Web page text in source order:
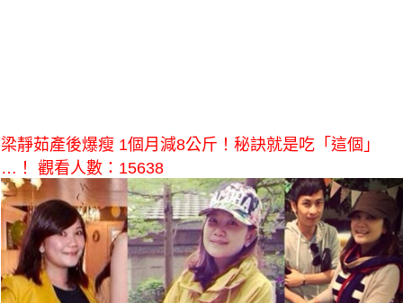
梁靜茹產後爆瘦 1個月減8公斤！秘訣就是吃「這個」
…！ 觀看人數：15638